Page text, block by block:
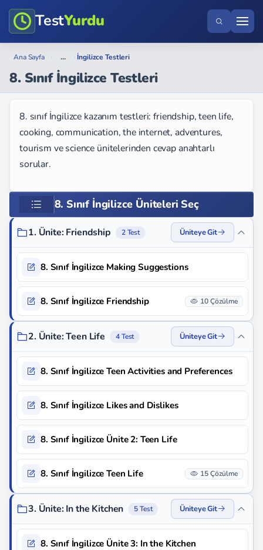
TestYurdu
Ana Sayfa › ... › İngilizce Testleri
8. Sınıf İngilizce Testleri
8. sınıf İngilizce kazanım testleri: friendship, teen life,
cooking, communication, the internet, adventures,
tourism ve science ünitelerinden cevap anahtarlı
sorular.
8. Sınıf İngilizce Üniteleri Seç
1. Ünite: Friendship 2 Test Üniteye Git
8. Sınıf İngilizce Making Suggestions
8. Sınıf İngilizce Friendship 10 Çözülme
2. Ünite: Teen Life 4 Test Üniteye Git
8. Sınıf İngilizce Teen Activities and Preferences
8. Sınıf İngilizce Likes and Dislikes
8. Sınıf İngilizce Ünite 2: Teen Life
8. Sınıf İngilizce Teen Life 15 Çözülme
3. Ünite: In the Kitchen 5 Test Üniteye Git
8. Sınıf İngilizce Ünite 3: In the Kitchen